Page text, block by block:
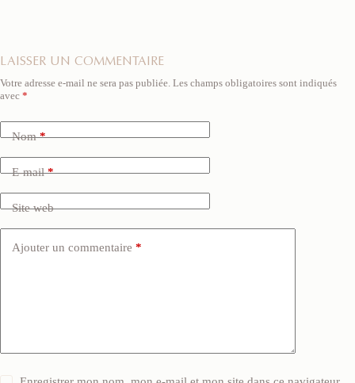
LAISSER UN COMMENTAIRE
Votre adresse e-mail ne sera pas publiée. Les champs obligatoires sont indiqués
avec *
Nom*
E-mail*
Site web
Ajouter un commentaire *